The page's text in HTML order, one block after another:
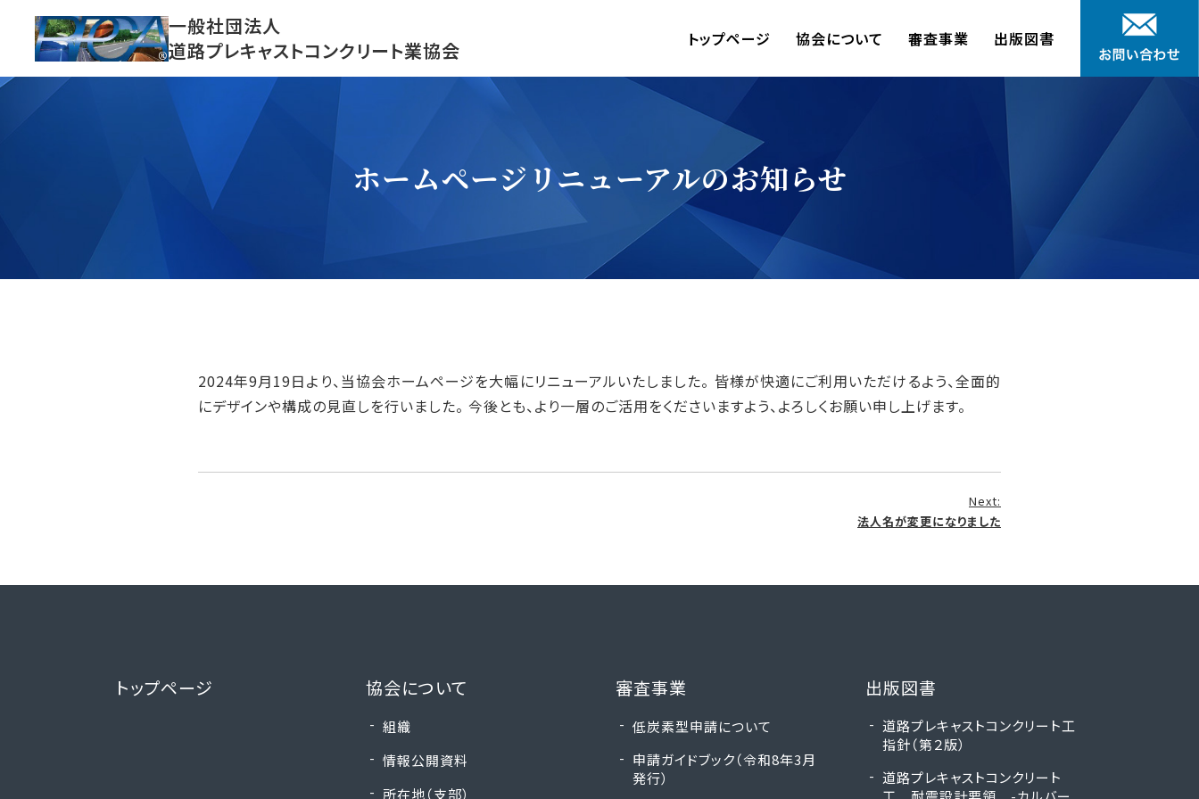
content
一般社団法人
道路プレキャストコンクリート業協会
トップページ 協会について 審査事業 出版図書
ホームページリニューアルのお知らせ
2024年9月19日より、当協会ホームページを大幅にリニューアルいたしました。 皆様が快適にご利用いただけるよう、全面的
にデザインや構成の見直しを行いました。 今後とも、より一層のご活用をくださいますよう、よろしくお願い申し上げます。
ー
Next:
法人名が変更になりました
トップページ 協会について
組織
情報公開資料
所在地（支部）
審査事業
低炭素型申請について
申請ガイドブック（令和8年3月
発行）
出版図書
道路プレキャストコンクリート工
指針（第２版）
道路プレキャストコンクリート